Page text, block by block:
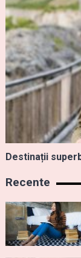
Destinații
Recente